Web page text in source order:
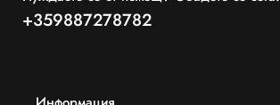
+359887278782